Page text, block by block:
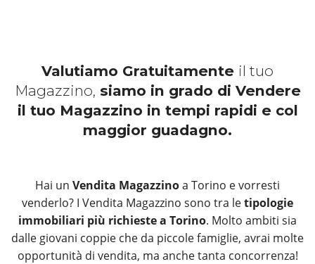
Valutiamo Gratuitamente il tuo
Magazzino, siamo in grado di Vendere
il tuo Magazzino in tempi rapidi e col
maggior guadagno.
Hai un Vendita Magazzinoa Torino e vorresti
venderlo? I Vendita Magazzino sono tra letipologie
immobiliari più richieste a Torino. Molto ambiti sia
dalle giovani coppie che da piccole famiglie, avrai molte
opportunità di vendita, ma anche tanta concorrenza!